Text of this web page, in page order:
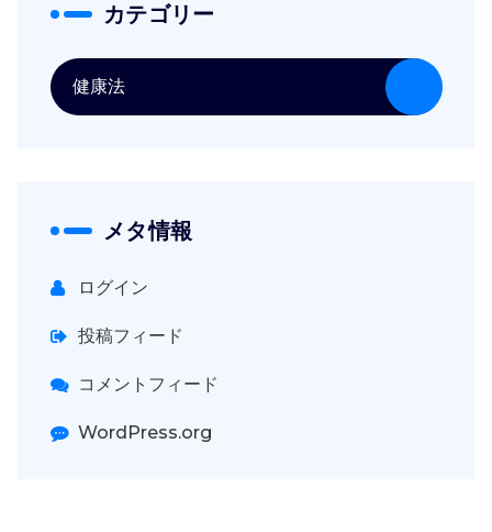
カテゴリー
健康法
メタ情報
ログイン
投稿フィード
コメントフィード
WordPress.org